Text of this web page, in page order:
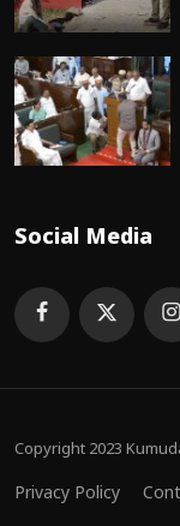
Social Media
Copyright 2023
Privacy Policy